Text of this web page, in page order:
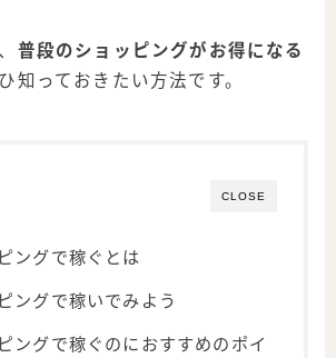
普段のショッピングがお得になる
知っておきたい方法です。
CLOSE
ングで稼ぐとは
ングで稼いでみよう
ングで稼ぐのにおすすめのポイ